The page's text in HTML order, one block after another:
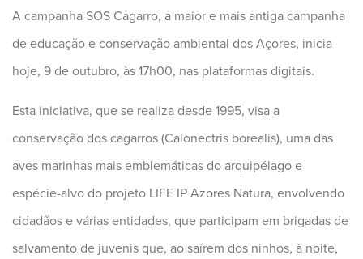
A campanha SOS Cagarro, a maior e mais antiga campanha
de educação e conservação ambiental dos Açores, inicia
hoje, 9 de outubro, às 17h00, nas plataformas digitais.
Esta iniciativa, que se realiza desde 1995, visa a
conservação dos cagarros (Calonectris borealis), uma das
aves marinhas mais emblemáticas do arquipélago e
espécie-alvo do projeto LIFE IP Azores Natura, envolvendo
cidadãos e várias entidades, que participam em brigadas de
salvamento de juvenis que, ao saírem dos ninhos, à noite,